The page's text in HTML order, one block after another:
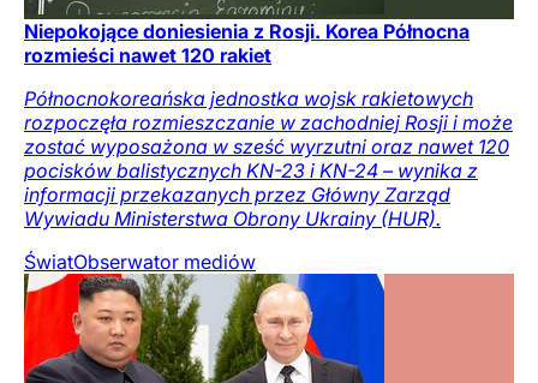
Niepokojące doniesienia z Rosji. Korea Północna
rozmieści nawet 120 rakiet
Północnokoreańska jednostka wojsk rakietowych
rozpoczęła rozmieszczanie w zachodniej Rosji i może
zostać wyposażona w sześć wyrzutni oraz nawet 120
pocisków balistycznych KN-23 i KN-24 – wynika z
informacji przekazanych przez Główny Zarząd
Wywiadu Ministerstwa Obrony Ukrainy (HUR).
ŚwiatObserwator mediów